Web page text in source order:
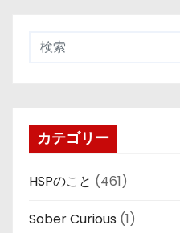
カテゴリー
HSPのこと (461)
Sober Curious (1)